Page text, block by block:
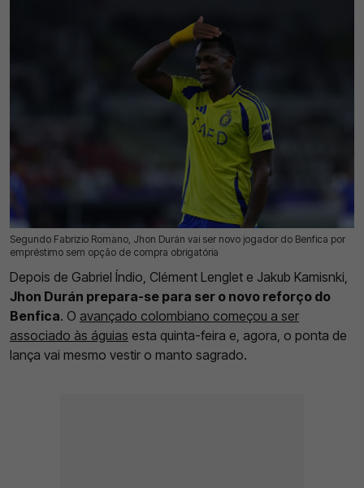
Segundo Fabrizio Romano, Jhon Durán vai ser novo jogador do Benfica por
empréstimo sem opção de compra obrigatória
17 Jul 2026 | 17:03 | 0
Depois de Gabriel Índio, Clément Lenglet e Jakub Kamisnki,
Jhon Durán prepara-se para ser o novo reforço do
Benfica. O avançado colombiano começou a ser
associado às águias esta quinta-feira e, agora, o ponta de
lança vai mesmo vestir o manto sagrado.